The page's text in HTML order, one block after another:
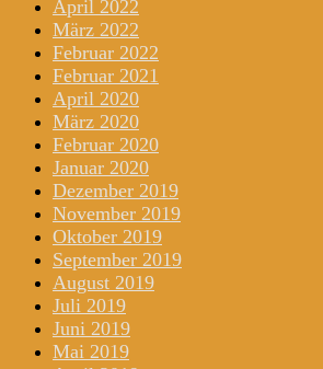
April 2022
März 2022
Februar 2022
Februar 2021
April 2020
März 2020
Februar 2020
Januar 2020
Dezember 2019
November 2019
Oktober 2019
September 2019
August 2019
Juli 2019
Juni 2019
Mai 2019